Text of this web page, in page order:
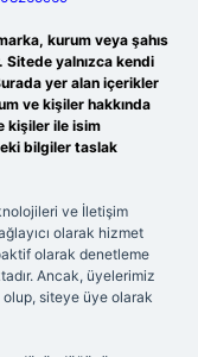
kurum veya şahıs
Sitede yalnızca kendi
yer alan içerikler
ve kişiler hakkında
kişiler ile isim
bilgiler taslak
ve İletişim
olarak hizmet
olarak denetleme
Ancak, üyelerimiz
olup, siteye üye olarak